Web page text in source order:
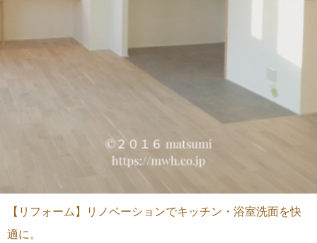
【リフォーム】リノベーションでキッチン・浴室洗面を快
適に。